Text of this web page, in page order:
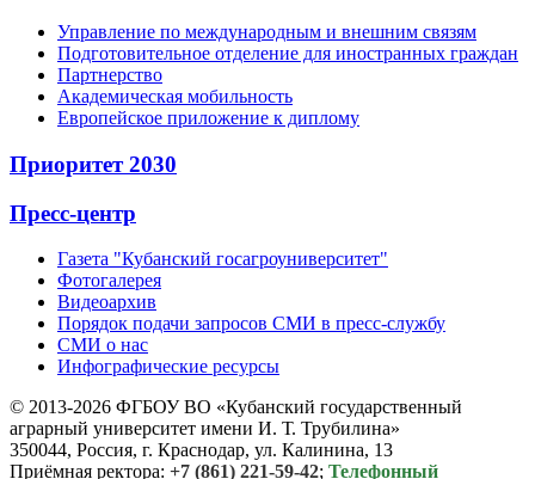
Управление по международным и внешним связям
Подготовительное отделение для иностранных граждан
Партнерство
Академическая мобильность
Европейское приложение к диплому
Приоритет 2030
Пресс-центр
Газета "Кубанский госагроуниверситет"
Фотогалерея
Видеоархив
Порядок подачи запросов СМИ в пресс-службу
СМИ о нас
Инфографические ресурсы
© 2013-2026 ФГБОУ ВО «Кубанский государственный
аграрный университет имени И. Т. Трубилина»
350044, Россия, г. Краснодар, ул. Калинина, 13
Приёмная ректора: +7 (861) 221-59-42; Телефонный